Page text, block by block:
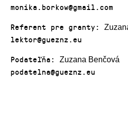
monika.borkow@gmail.com
Referent pre granty:
lektor@gueznz.eu
Podateľňa:
Zuzana Benčová
podatelna@gueznz.eu